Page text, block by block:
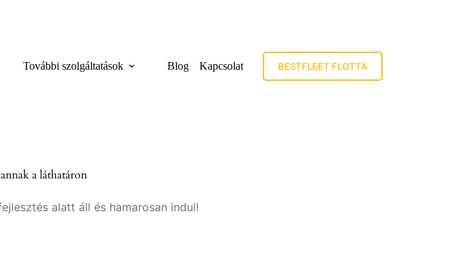
További szolgáltatások Blog Kapcsolat BESTFLEET FLOTTA
a láthatáron
alatt áll és hamarosan indul!